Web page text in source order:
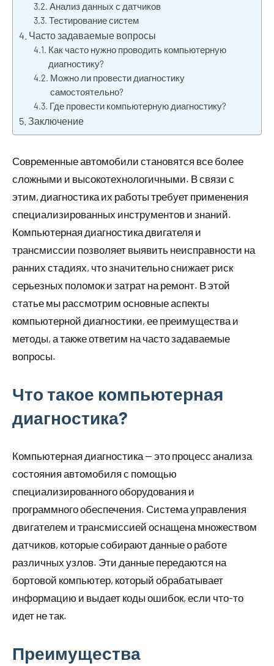
Анализ данных с датчиков
Тестирование систем
Часто задаваемые вопросы
Как часто нужно проводить компьютерную
диагностику?
Можно ли провести диагностику
самостоятельно?
Где провести компьютерную диагностику?
Заключение
Современные автомобили становятся все более
сложными и высокотехнологичными. В связи с
этим, диагностика их работы требует применения
специализированных инструментов и знаний.
Компьютерная диагностика двигателя и
трансмиссии позволяет выявить неисправности на
ранних стадиях, что значительно снижает риск
серьезных поломок и затрат на ремонт. В этой
статье мы рассмотрим основные аспекты
компьютерной диагностики, ее преимущества и
методы, а также ответим на часто задаваемые
вопросы.
Что такое компьютерная
диагностика?
Компьютерная диагностика — это процесс анализа
состояния автомобиля с помощью
специализированного оборудования и
программного обеспечения. Система управления
двигателем и трансмиссией оснащена множеством
датчиков, которые собирают данные о работе
различных узлов. Эти данные передаются на
бортовой компьютер, который обрабатывает
информацию и выдает коды ошибок, если что-то
идет не так.
Преимущества